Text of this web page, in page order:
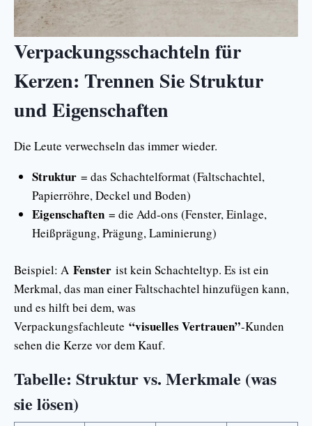
Verpackungsschachteln für
Kerzen: Trennen Sie Struktur
und Eigenschaften
Die Leute verwechseln das immer wieder.
Struktur= das Schachtelformat (Faltschachtel,
Papierröhre, Deckel und Boden)
Eigenschaften= die Add-ons (Fenster, Einlage,
Heißprägung, Prägung, Laminierung)
Beispiel: A Fenster ist kein Schachteltyp. Es ist ein
Merkmal, das man einer Faltschachtel hinzufügen kann,
und es hilft bei dem, was
Verpackungsfachleute “visuelles Vertrauen”-Kunden
sehen die Kerze vor dem Kauf.
Tabelle: Struktur vs. Merkmale (was
sie lösen)